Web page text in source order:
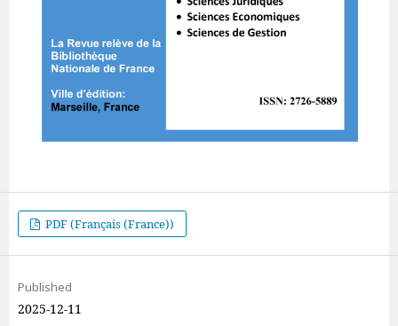
PDF (Français (France))
Published
2025-12-11